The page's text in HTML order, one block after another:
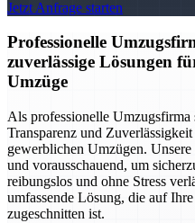
Jetzt Anfrage starten
Professionelle
zuverlässige Lösungen
Umzüge
Als professionelle Umzugsfirma
Transparenz und
gewerblichen Umzügen. Unsere
und vorausschauend, um
reibungslos und ohne Stress
umfassende Lösung, die auf
zugeschnitten ist.